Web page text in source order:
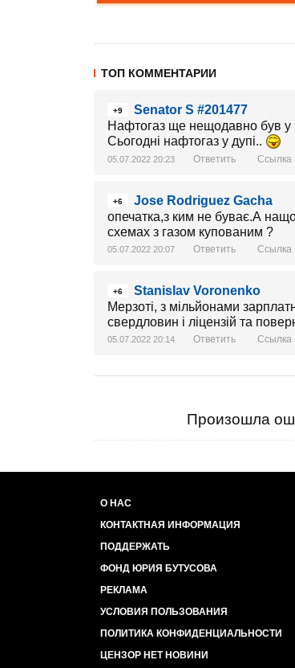
ТОП КОММЕНТАРИИ
+9
Senator S #201477
Нафтогаз ще нещодавно був у
Сьогодні нафтогаз у дупі..
05.07.2022 20:23 Ответить Ссылка
+6
Jose Rodriguez Gacha
опечатка,з ким не буває.А
схемах з газом купованим ?
05.07.2022 20:07 Ответить Ссылка
+6
Stanislav Voronenko
Мерзоті, з мільйонами
свердловин і ліцензій та
05.07.2022 20:14 Ответить Ссылка
Произошла
О НАС
КОНТАКТНАЯ ИНФОРМАЦИЯ
ПОДДЕРЖАТЬ
ФОНД ЮРИЯ БУТУСОВА
РЕКЛАМА
УСЛОВИЯ ПОЛЬЗОВАНИЯ
ПОЛИТИКА КОНФИДЕНЦИАЛЬНОСТИ
ЦЕНЗОР НЕТ НОВИНИ